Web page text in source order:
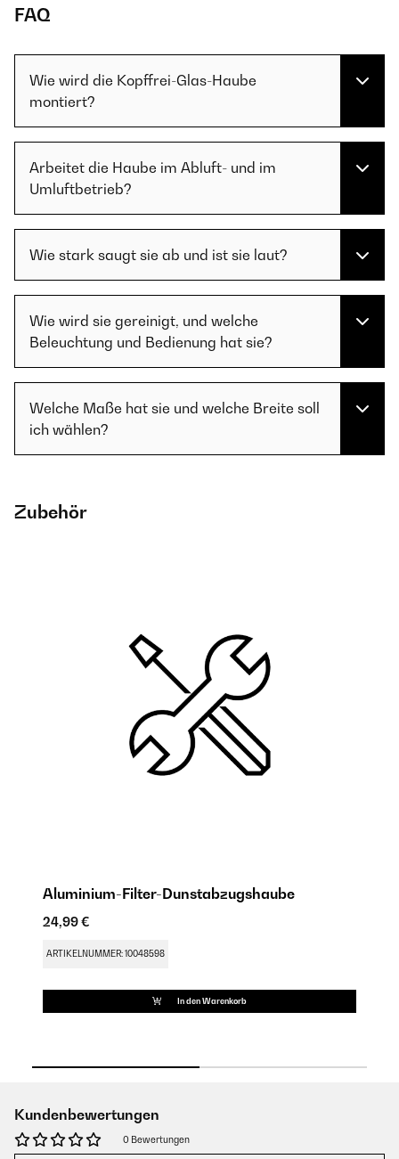
FAQ
Wie wird die Kopffrei-Glas-Haube
montiert?
Arbeitet die Haube im Abluft- und im
Umluftbetrieb?
Wie stark saugt sie ab und ist sie laut?
Wie wird sie gereinigt, und welche
Beleuchtung und Bedienung hat sie?
Welche Maße hat sie und welche Breite soll
ich wählen?
Zubehör
Aluminium-Filter-Dunstabzugshaube
24,99 €
ARTIKELNUMMER: 10048598
In den Warenkorb
Kundenbewertungen
0 Bewertungen